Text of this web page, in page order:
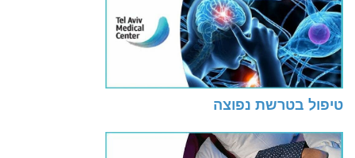
טיפול בטרשת נפוצה